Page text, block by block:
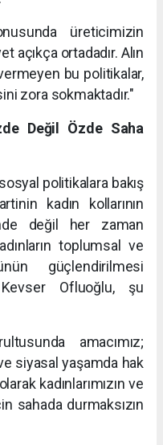
üreticimizin
açıkça ortadadır. Alın
bu politikalar,
zora sokmaktadır."
Değil Özde Saha
politikalara bakış
kadın kollarının
değil her zaman
toplumsal ve
güçlendirilmesi
Ofluoğlu, şu
amacımız;
siyasal yaşamda hak
kadınlarımızın ve
sahada durmaksızın